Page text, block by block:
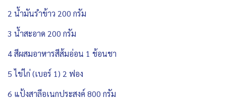
2 น้ำมันรำข้าว 200 กรัม
3 น้ำสะอาด 200 กรัม
4 สีผสมอาหารสีส้มอ่อน 1 ช้อนชา
5 ไข่ไก่ (เบอร์ 1) 2 ฟอง
6 แป้งสาลีอเนกประสงค์ 800 กรัม